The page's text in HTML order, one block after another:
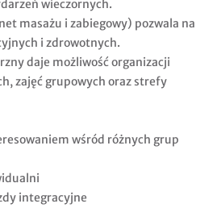
wieczornych.
masażu i zabiegowy) pozwala na
i zdrowotnych.
daje możliwość organizacji
zajęć grupowych oraz strefy
wśród różnych grup
integracyjne